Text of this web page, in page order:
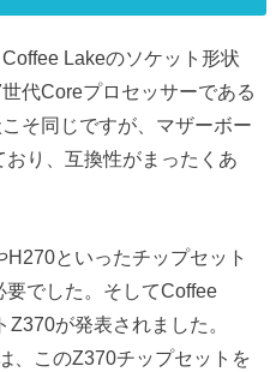
Lakeのソケット形状
代Coreプロセッサーである
そ同じですが、マザーボー
おり、互換性がまったくあ
といったチップセット
でした。そしてCoffee
が発表されました。
、このZ370チップセットを